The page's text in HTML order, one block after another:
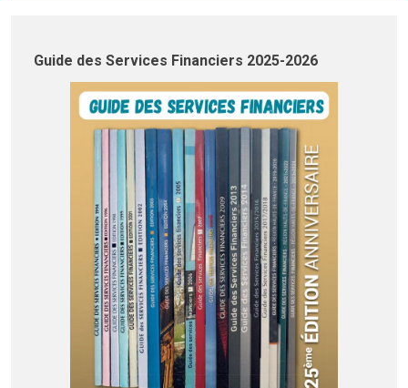
Guide des Services Financiers 2025-2026